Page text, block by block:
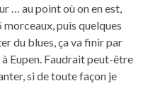
… au point où on en est,
morceaux, puis quelques
du blues, ça va finir par
Eupen. Faudrait peut-être
si de toute façon je